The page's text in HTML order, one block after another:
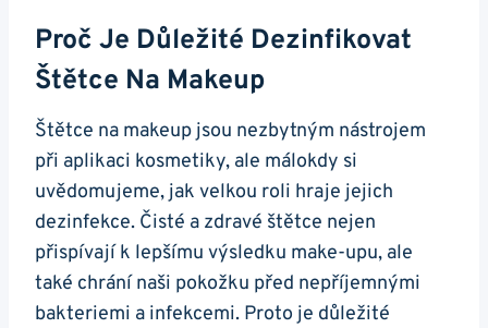
Proč Je Důležité Dezinfikovat
Štětce Na Makeup
Štětce na makeup jsou nezbytným nástrojem
při aplikaci kosmetiky, ale málokdy si
uvědomujeme, jak velkou roli hraje jejich
dezinfekce. Čisté a zdravé štětce nejen
přispívají k lepšímu výsledku make-upu, ale
také chrání naši pokožku před nepříjemnými
bakteriemi a infekcemi. Proto je důležité